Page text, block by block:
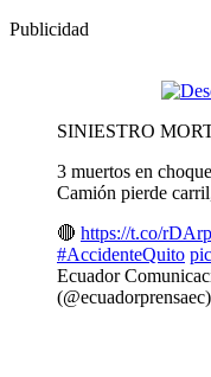
Publicidad
SINIESTRO
3 muertos en
Camión pierde
🔴 https://t.co/
#AccidenteQuito
Ecuador
(@ecuadorprensaec)